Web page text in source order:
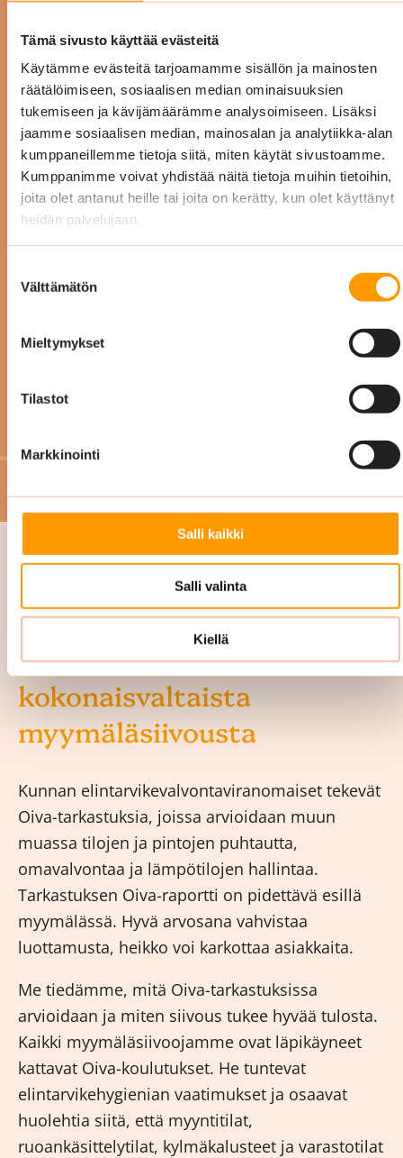
Tämä sivusto käyttää evästeitä
Käytämme evästeitä tarjoamamme sisällön ja mainosten
räätälöimiseen, sosiaalisen median ominaisuuksien
tukemiseen ja kävijämäärämme analysoimiseen. Lisäksi
jaamme sosiaalisen median, mainosalan ja analytiikka-alan
kumppaneillemme tietoja siitä, miten käytät sivustoamme.
Kumppanimme voivat yhdistää näitä tietoja muihin tietoihin,
joita olet antanut heille tai joita on kerätty, kun olet käyttänyt
heidän palvelujaan.
valinta
Välttämätön
Mieltymykset
Tilastot
Markkinointi
Salli kaikki
Salli valinta
Kiellä
Oiva-siivous on osa
kokonaisvaltaista
myymäläsiivousta
Kunnan elintarvikevalvontaviranomaiset tekevät
Oiva-tarkastuksia, joissa arvioidaan muun
muassa tilojen ja pintojen puhtautta,
omavalvontaa ja lämpötilojen hallintaa.
Tarkastuksen Oiva-raportti on pidettävä esillä
myymälässä. Hyvä arvosana vahvistaa
luottamusta, heikko voi karkottaa asiakkaita.
Me tiedämme, mitä Oiva-tarkastuksissa
arvioidaan ja miten siivous tukee hyvää tulosta.
Kaikki myymäläsiivoojamme ovat läpikäyneet
kattavat Oiva-koulutukset. He tuntevat
elintarvikehygienian vaatimukset ja osaavat
huolehtia siitä, että myyntitilat,
ruoankäsittelytilat, kylmäkalusteet ja varastotilat